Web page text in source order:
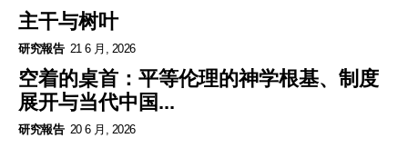
主干与树叶
研究報告 21 6 月, 2026
空着的桌首：平等伦理的神学根基、制度
展开与当代中国...
研究報告 20 6 月, 2026